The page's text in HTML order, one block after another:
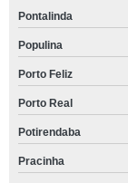
Pontalinda
Populina
Porto Feliz
Porto Real
Potirendaba
Pracinha